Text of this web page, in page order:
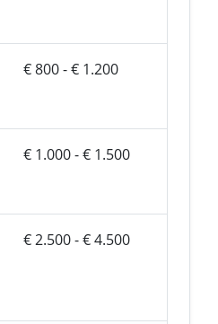
€ 800 - € 1.200
€ 1.000 - € 1.500
€ 2.500 - € 4.500